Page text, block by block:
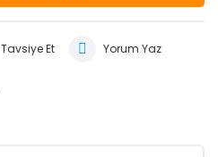
Tavsiye Et Yorum Yaz